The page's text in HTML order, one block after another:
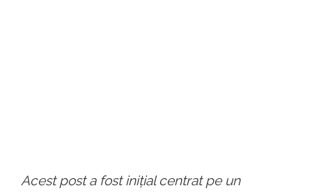
Acest post a fost inițial centrat pe un